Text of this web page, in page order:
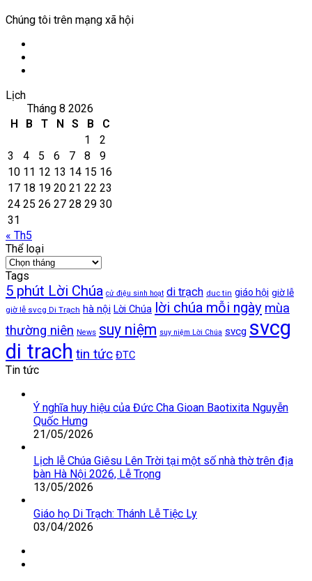
Chúng tôi trên mạng xã hội
Lịch
Tháng 8 2026
H
B T N S B
C
1
2
3
4 5 6 7 8
9
10 11 12 13 14 15 16
17 18 19 20 21 22 23
24 25 26 27 28 29 30
31
« Th5
Thể loại
Thể
loại
Tags
5 phút Lời Chúa cử điệu sinh hoạt di trạch duc tin giáo hội giờ lễ
giờ lễ svcg Di Trạch hà nội Lời Chúa lời chúa mỗi ngày mùa
thường niên News suy niệm suy niệm Lời Chúa svcg svcg
di trach tin tức ĐTC
Tin tức
Ý nghĩa huy hiệu của Đức Cha Gioan Baotixita Nguyễn
Quốc Hưng
21/05/2026
Lịch lễ Chúa Giêsu Lên Trời tại một số nhà thờ trên địa
bàn Hà Nội 2026, Lễ Trọng
13/05/2026
Giáo họ Di Trạch: Thánh Lễ Tiệc Ly
03/04/2026